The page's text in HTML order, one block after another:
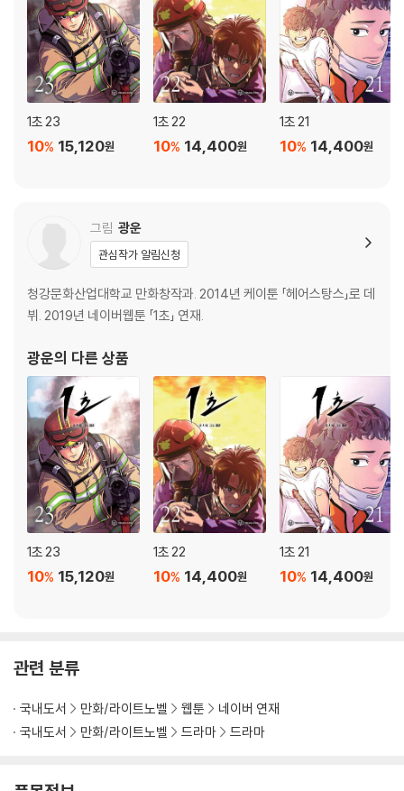
1초 23
15,120원
10%
1초 22
14,400원
10%
1초 21
14,400원
10%
그림 광운
관심작가 알림신청
청강문화산업대학교 만화창작과. 2014년 케이툰 「헤어스탕스」로 데
뷔. 2019년 네이버웹툰 「1초」 연재.
광운의 다른 상품
1초 23
15,120원
10%
1초 22
14,400원
10%
1초 21
14,400원
10%
관련 분류
국내도서 만화/라이트노벨 웹툰
네이버 연재
국내도서
만화/라이트노벨 드라마 드라마